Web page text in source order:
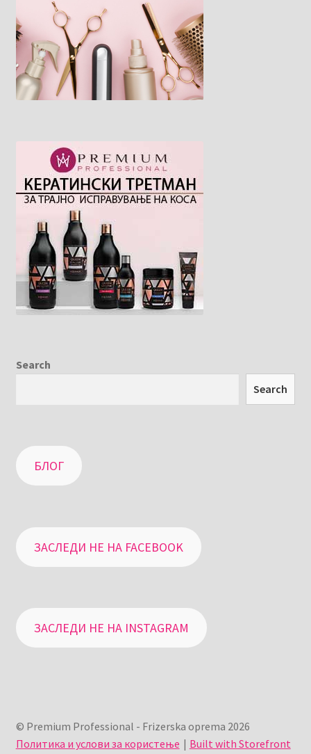
Search
Search
БЛОГ
ЗАСЛЕДИ НЕ НА FACEBOOK
ЗАСЛЕДИ НЕ НА INSTAGRAM
© Premium Professional - Frizerska oprema 2026
Политика и услови за користење
Built with Storefront